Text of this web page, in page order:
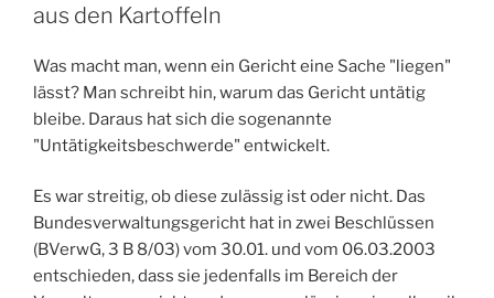
aus den Kartoffeln
Was macht man, wenn ein Gericht eine Sache "liegen"
lässt? Man schreibt hin, warum das Gericht untätig
bleibe. Daraus hat sich die sogenannte
"Untätigkeitsbeschwerde" entwickelt.
Es war streitig, ob diese zulässig ist oder nicht. Das
Bundesverwaltungsgericht hat in zwei Beschlüssen
(BVerwG, 3 B 8/03) vom 30.01. und vom 06.03.2003
entschieden, dass sie jedenfalls im Bereich der